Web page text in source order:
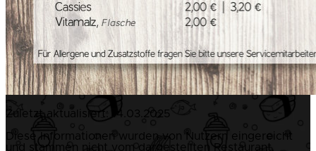
Zuletzt aktualisiert:
14.03.2025
Diese Informationen wurden von Nutzern eingereicht
und stammen nicht vom dargestellten Restaurant.